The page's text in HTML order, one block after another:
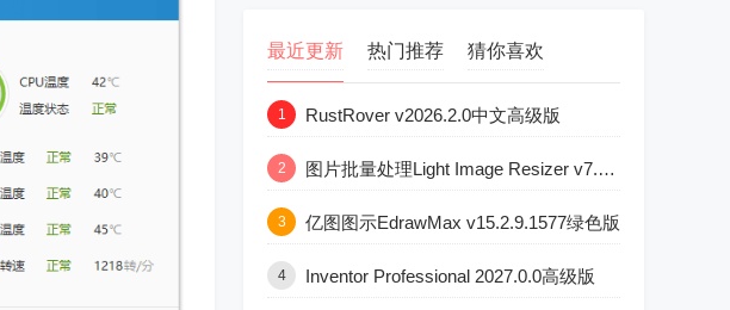
最近更新 热门推荐 猜你喜欢
1 RustRover v2026.2.0中文高级版
2 图片批量处理Light Image Resizer v7.6.5.176版
3 亿图图示EdrawMax v15.2.9.1577绿色版
4 Inventor Professional 2027.0.0高级版